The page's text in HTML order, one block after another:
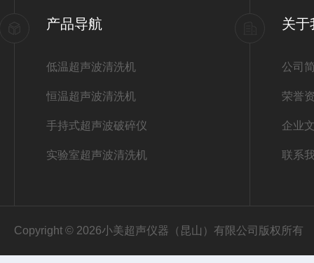
产品导航
低温超声波清洗机
恒温超声波清洗机
手持式超声波破碎仪
实验室超声波清洗机
关于
公司
荣誉
企业
联系
Copyright © 2026小美超声仪器（昆山）有限公司版权所有